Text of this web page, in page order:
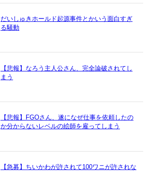
だいしゅきホールド起源事件とかいう面白すぎ
る騒動
【悲報】なろう主人公さん、完全論破されてし
まう
【悲報】FGOさん、遂になぜ仕事を依頼したの
か分からないレベルの絵師を雇ってしまう
【急募】ちいかわが許されて100ワニが許されな